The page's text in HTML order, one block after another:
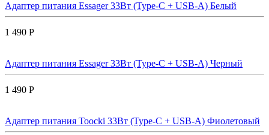
Адаптер питания Essager 33Вт (Type-C + USB-A) Белый
1 490 Р
Адаптер питания Essager 33Вт (Type-C + USB-A) Черный
1 490 Р
Адаптер питания Toocki 33Вт (Type-C + USB-A) Фиолетовый